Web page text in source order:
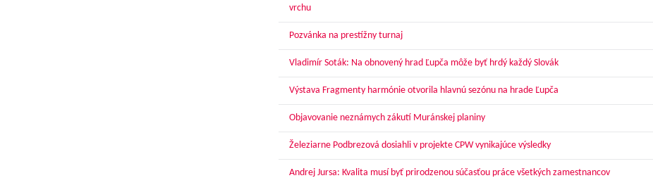
vrchu
Pozvánka na prestížny turnaj
Vladimír Soták: Na obnovený hrad Ľupča môže byť hrdý každý Slovák
Výstava Fragmenty harmónie otvorila hlavnú sezónu na hrade Ľupča
Objavovanie neznámych zákutí Muránskej planiny
Železiarne Podbrezová dosiahli v projekte CPW vynikajúce výsledky
Andrej Jursa: Kvalita musí byť prirodzenou súčasťou práce všetkých zamestnancov